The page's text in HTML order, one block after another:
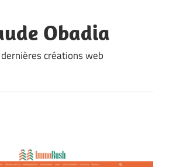
Obadia
créations web